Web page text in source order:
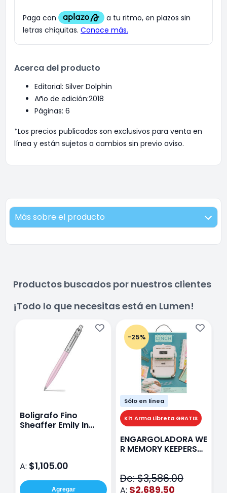
Acerca del producto
Editorial: Silver Dolphin
Año de edición:2018
Páginas: 6
*Los precios publicados son exclusivos para venta en
línea y están sujetos a cambios sin previo aviso.
Más sobre el producto
Productos buscados por nuestros clientes
¡Todo lo que necesitas está en Lumen!
Boligrafo Fino
Sheaffer Emily In
A: $1,105.00
Agregar
-25%
Sólo en línea
Kit Arma Libreta GRATIS
ENGARGOLADORA WE
R MEMORY KEEPERS
De: $3,586.00
A: $2,689.50